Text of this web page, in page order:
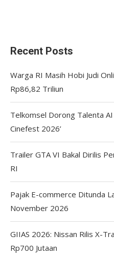
Recent Posts
Warga RI Masih Hobi Judi
Rp86,82 Triliun
Telkomsel Dorong Talenta AI
Cinefest 2026’
Trailer GTA VI Bakal Dirilis
RI
Pajak E-commerce Ditunda
November 2026
GIIAS 2026: Nissan Rilis X-
Rp700 Jutaan